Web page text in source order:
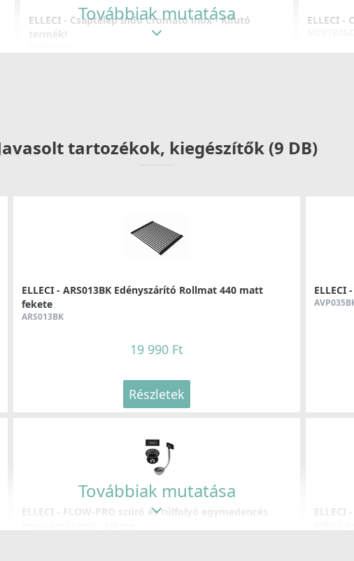
ELLECI - Csaptelep Indo Cromato inox - Kifutó
termék!
ELLECI -
ELLECI - Csaptelep Ixora inox
75 990 Ft
ELLECI
229 990 Ft
Részletek
Továbbiak mutatása
tartozékok, kiegészítők (9 DB)
ELLECI - ARS013BK Edényszárító Rollmat 440 matt
fekete
ARS013BK
19 990 Ft
Részletek
ELLECI - FLOW-PRO szűrő és túlfolyó egymedencés
ELLECI
Továbbiak mutatása